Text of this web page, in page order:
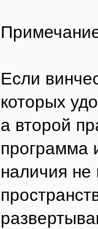
Если
которых
а второй
программа
наличия